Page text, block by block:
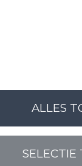
LOGIN VOOR
Onze
SELECTIE
ALLES